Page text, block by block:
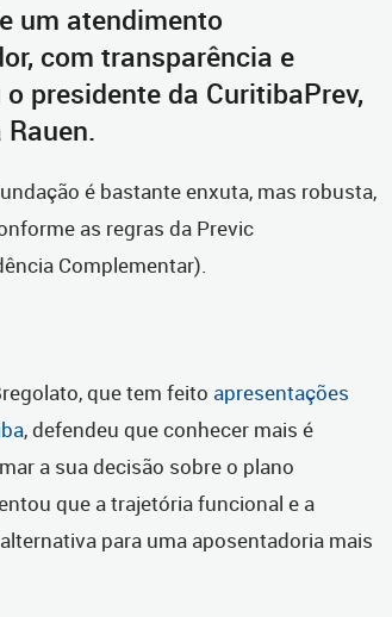
um atendimento
com transparência e
presidente da CuritibaPrev,
é bastante enxuta, mas robusta,
as regras da Previc
Complementar).
que tem feito apresentações
, defendeu que conhecer mais é
a sua decisão sobre o plano
que a trajetória funcional e a
para uma aposentadoria mais